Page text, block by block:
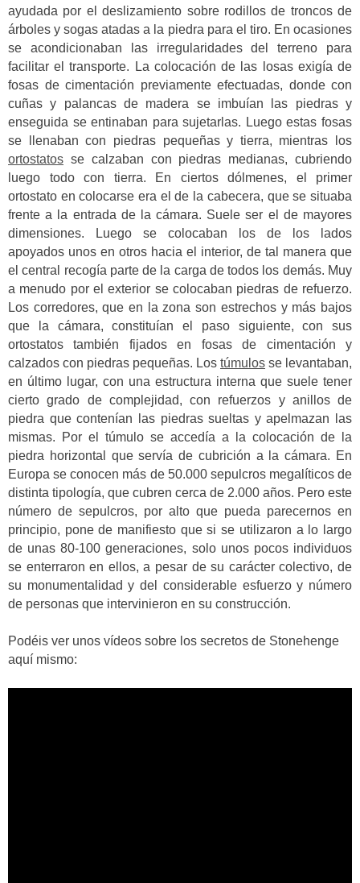
ayudada por el deslizamiento sobre rodillos de troncos de
árboles y sogas atadas a la piedra para el tiro. En ocasiones
se acondicionaban las irregularidades del terreno para
facilitar el transporte. La colocación de las losas exigía de
fosas de cimentación previamente efectuadas, donde con
cuñas y palancas de madera se imbuían las piedras y
enseguida se entinaban para sujetarlas. Luego estas fosas
se llenaban con piedras pequeñas y tierra, mientras los
ortostatos se calzaban con piedras medianas, cubriendo
luego todo con tierra. En ciertos dólmenes, el primer
ortostato en colocarse era el de la cabecera, que se situaba
frente a la entrada de la cámara. Suele ser el de mayores
dimensiones. Luego se colocaban los de los lados
apoyados unos en otros hacia el interior, de tal manera que
el central recogía parte de la carga de todos los demás. Muy
a menudo por el exterior se colocaban piedras de refuerzo.
Los corredores, que en la zona son estrechos y más bajos
que la cámara, constituían el paso siguiente, con sus
ortostatos también fijados en fosas de cimentación y
calzados con piedras pequeñas. Los túmulos se levantaban,
en último lugar, con una estructura interna que suele tener
cierto grado de complejidad, con refuerzos y anillos de
piedra que contenían las piedras sueltas y apelmazan las
mismas. Por el túmulo se accedía a la colocación de la
piedra horizontal que servía de cubrición a la cámara. En
Europa se conocen más de 50.000 sepulcros megalíticos de
distinta tipología, que cubren cerca de 2.000 años. Pero este
número de sepulcros, por alto que pueda parecernos en
principio, pone de manifiesto que si se utilizaron a lo largo
de unas 80-100 generaciones, solo unos pocos individuos
se enterraron en ellos, a pesar de su carácter colectivo, de
su monumentalidad y del considerable esfuerzo y número
de personas que intervinieron en su construcción.
Podéis ver unos vídeos sobre los secretos de Stonehenge
aquí mismo: